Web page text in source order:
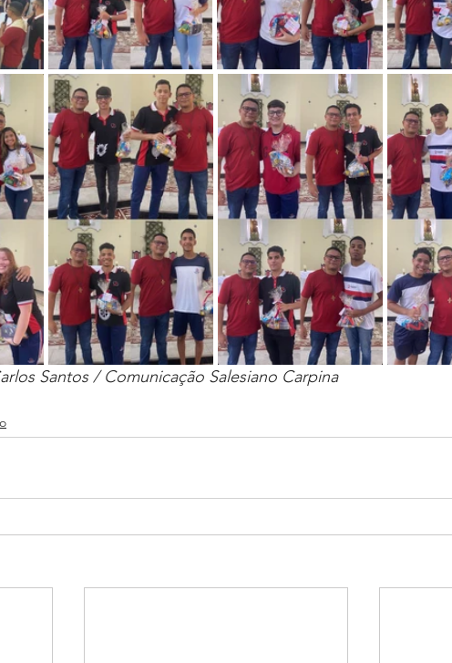
Santos / Comunicação Salesiano Carpina